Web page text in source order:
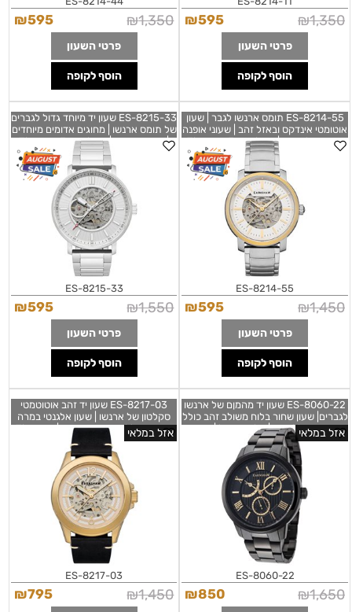
₪1,350
₪595
פרטי השעון
הוסף לקופה
₪1,350
₪595
פרטי השעון
הוסף לקופה
ES-8214-55 תומס ארנשו לגבר | שעון
אוטומטי אינדקס ובאזל זהב | שעוני אופנה
במבצע לגברים | Thomas Earnshaw
Men's ES-8214-55 New Holland
ES-8214-55
₪1,450
₪595
פרטי השעון
הוסף לקופה
ES-8215-33 שעון יד מיוחד גדול לגברים
של תומס ארנשו | מחוגים אדומים מיוחדים
| דגם אוטומטי | Thomas Earnshaw
Men's ES-8215-33 Port Jackson
45mm
ES-8215-33
₪1,550
₪595
פרטי השעון
הוסף לקופה
ES-8060-22 שעון יד מהמןם של ארנשו
לגברים| שעון שחור בלוח משולב זהב כולל
תאריכון וכולל ימים | מלאי מוגבל | שנתיים
אחריות | Thomas Earnshaw Es-
8060-01 Men's Cornwall Sweep
Second Retrograde Quartz
אזל במלאי
ES-8060-22
₪1,650
₪850
ES-8217-03 שעון יד זהב אוטוטמטי
סקלטון של ארנשו | שעון אלגנטי במרה
יוקרתי כולל שנתיים אחריות | Thomas
Earnshaw Men's ES-8217-03
Murray Skeleton
אזל במלאי
ES-8217-03
₪1,450
₪795